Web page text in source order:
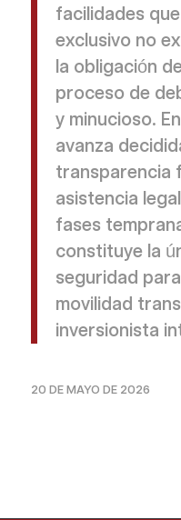
facilidades
exclusivo no
la obligación
proceso de
y minucioso.
avanza
transparencia
asistencia
fases
constituye la
seguridad
movilidad
inversionista
20 DE MAYO DE 2026